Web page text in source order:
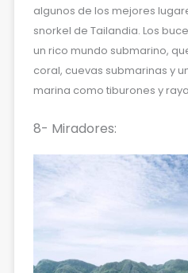
algunos de los mejores
snorkel de Tailandia. Los
un rico mundo submarino,
coral, cuevas submarinas y
marina como tiburones y
8- Miradores: